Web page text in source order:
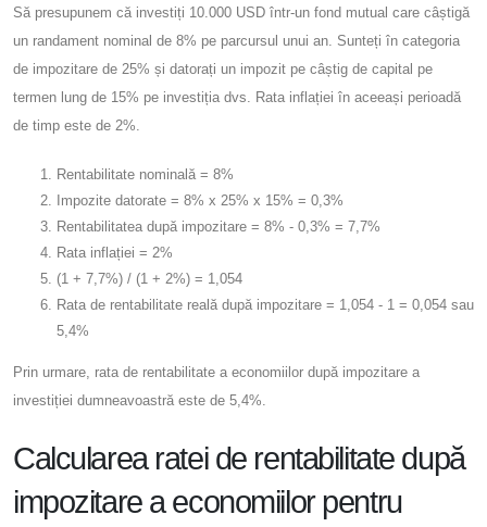
Să presupunem că investiți 10.000 USD într-un fond mutual care câștigă
un randament nominal de 8% pe parcursul unui an. Sunteți în categoria
de impozitare de 25% și datorați un impozit pe câștig de capital pe
termen lung de 15% pe investiția dvs. Rata inflației în aceeași perioadă
de timp este de 2%.
Rentabilitate nominală = 8%
Impozite datorate = 8% x 25% x 15% = 0,3%
Rentabilitatea după impozitare = 8% - 0,3% = 7,7%
Rata inflației = 2%
(1 + 7,7%) / (1 + 2%) = 1,054
Rata de rentabilitate reală după impozitare = 1,054 - 1 = 0,054 sau
5,4%
Prin urmare, rata de rentabilitate a economiilor după impozitare a
investiției dumneavoastră este de 5,4%.
Calcularea ratei de rentabilitate după
impozitare a economiilor pentru